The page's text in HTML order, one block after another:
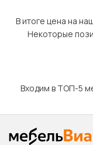
В итоге цена на
Некоторые
Входим в ТОП-5